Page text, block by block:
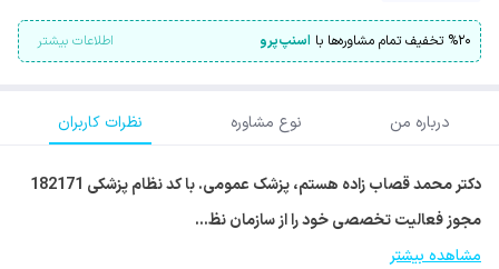
%۲۰ تخفیف تمام مشاوره‌ها با اسنپ‌پرو اطلاعات بیشتر
درباره من نوع مشاوره نظرات کاربران
دکتر محمد قصاب زاده هستم، پزشک عمومی. با کد نظام پزشکی 182171
مجوز فعالیت تخصصی خود را از سازمان نظ…
مشاهده بیشتر